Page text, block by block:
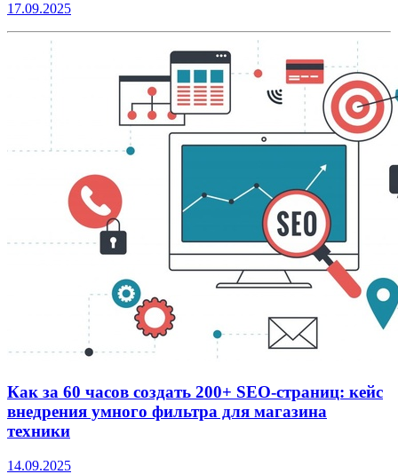
17.09.2025
Как за 60 часов создать 200+ SEO-страниц: кейс
внедрения умного фильтра для магазина
техники
14.09.2025